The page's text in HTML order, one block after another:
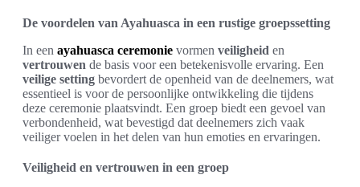
De voordelen van Ayahuasca in een rustige groepssetting
In een ayahuasca ceremonie vormen veiligheid en
vertrouwen de basis voor een betekenisvolle ervaring. Een
veilige setting bevordert de openheid van de deelnemers, wat
essentieel is voor de persoonlijke ontwikkeling die tijdens
deze ceremonie plaatsvindt. Een groep biedt een gevoel van
verbondenheid, wat bevestigd dat deelnemers zich vaak
veiliger voelen in het delen van hun emoties en ervaringen.
Veiligheid en vertrouwen in een groep